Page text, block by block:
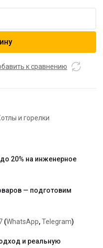
к сравнению
и горелки
20% на инженерное
— подготовим
(WhatsApp,Telegram)
и реальную